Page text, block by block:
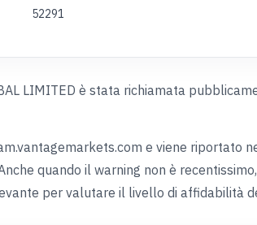
52291
LIMITED è stata richiamata
e viene riportato
quando il warning non è
per valutare il livello di affidabilità